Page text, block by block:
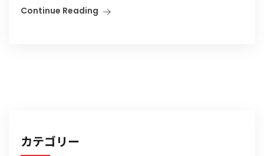
Continue Reading
カテゴリー